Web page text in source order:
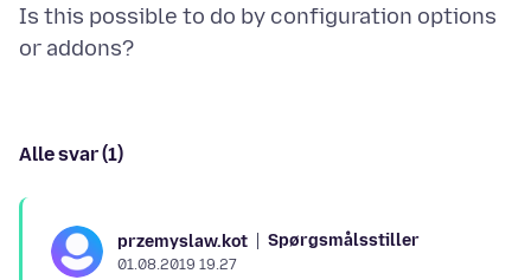
Is this possible to do by configuration options
Alle svar (1)
przemyslaw.kot Spørgsmålsstiller
01.08.2019 19.27